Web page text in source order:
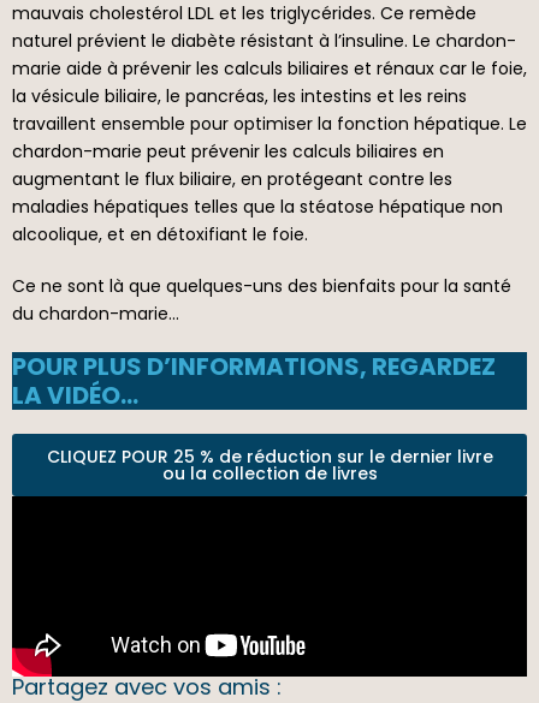
mauvais cholestérol LDL et les triglycérides. Ce remède
naturel prévient le diabète résistant à l’insuline. Le chardon-
marie aide à prévenir les calculs biliaires et rénaux car le foie,
la vésicule biliaire, le pancréas, les intestins et les reins
travaillent ensemble pour optimiser la fonction hépatique. Le
chardon-marie peut prévenir les calculs biliaires en
augmentant le flux biliaire, en protégeant contre les
maladies hépatiques telles que la stéatose hépatique non
alcoolique, et en détoxifiant le foie.
Ce ne sont là que quelques-uns des bienfaits pour la santé
du chardon-marie…
POUR PLUS D’INFORMATIONS, REGARDEZ
LA VIDÉO…
CLIQUEZ POUR 25 % de réduction sur le dernier livre
ou la collection de livres
Partagez avec vos amis :